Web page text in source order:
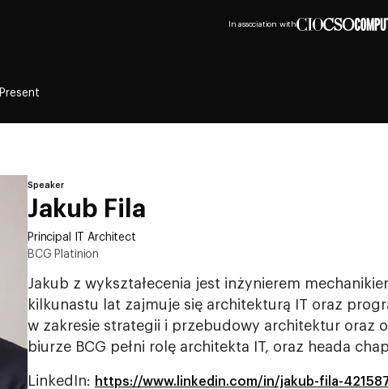
In association with
Present
Speaker
Jakub Fila
Principal IT Architect
BCG Platinion
Jakub z wykształecenia jest inżynierem
kilkunastu lat zajmuje się architekturą IT oraz
w zakresie strategii i przebudowy architektur oraz
biurze BCG pełni rolę architekta IT, oraz heada
LinkedIn: https://www.linkedin.com/in/jakub-fila-